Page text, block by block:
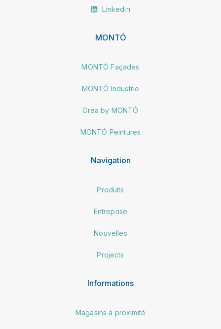
Linkedin
MONTÓ
MONTÓ Façades
MONTÓ Industrie
Crea by MONTÓ
MONTÓ Peintures
Navigation
Produits
Entreprise
Nouvelles
Projects
Informations
Magasins à proximité